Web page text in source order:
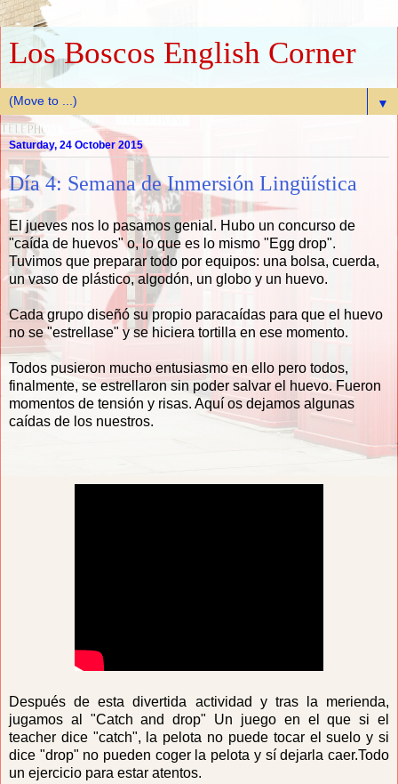
Los Boscos English Corner
▼
Saturday, 24 October 2015
Día 4: Semana de Inmersión Lingüística
El jueves nos lo pasamos genial. Hubo un concurso de
"caída de huevos" o, lo que es lo mismo "Egg drop".
Tuvimos que preparar todo por equipos: una bolsa, cuerda,
un vaso de plástico, algodón, un globo y un huevo.
Cada grupo diseñó su propio paracaídas para que el huevo
no se "estrellase" y se hiciera tortilla en ese momento.
Todos pusieron mucho entusiasmo en ello pero todos,
finalmente, se estrellaron sin poder salvar el huevo. Fueron
momentos de tensión y risas. Aquí os dejamos algunas
caídas de los nuestros.
Después de esta divertida actividad y tras la merienda,
jugamos al "Catch and drop" Un juego en el que si el
teacher dice "catch", la pelota no puede tocar el suelo y si
dice "drop" no pueden coger la pelota y sí dejarla caer.Todo
un ejercicio para estar atentos.